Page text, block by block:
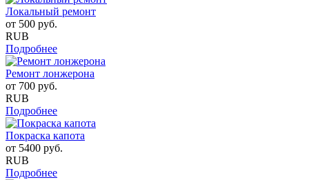
Локальный ремонт
от 500 руб.
RUB
Подробнее
Ремонт лонжерона
от 700 руб.
RUB
Подробнее
Покраска капота
от 5400 руб.
RUB
Подробнее